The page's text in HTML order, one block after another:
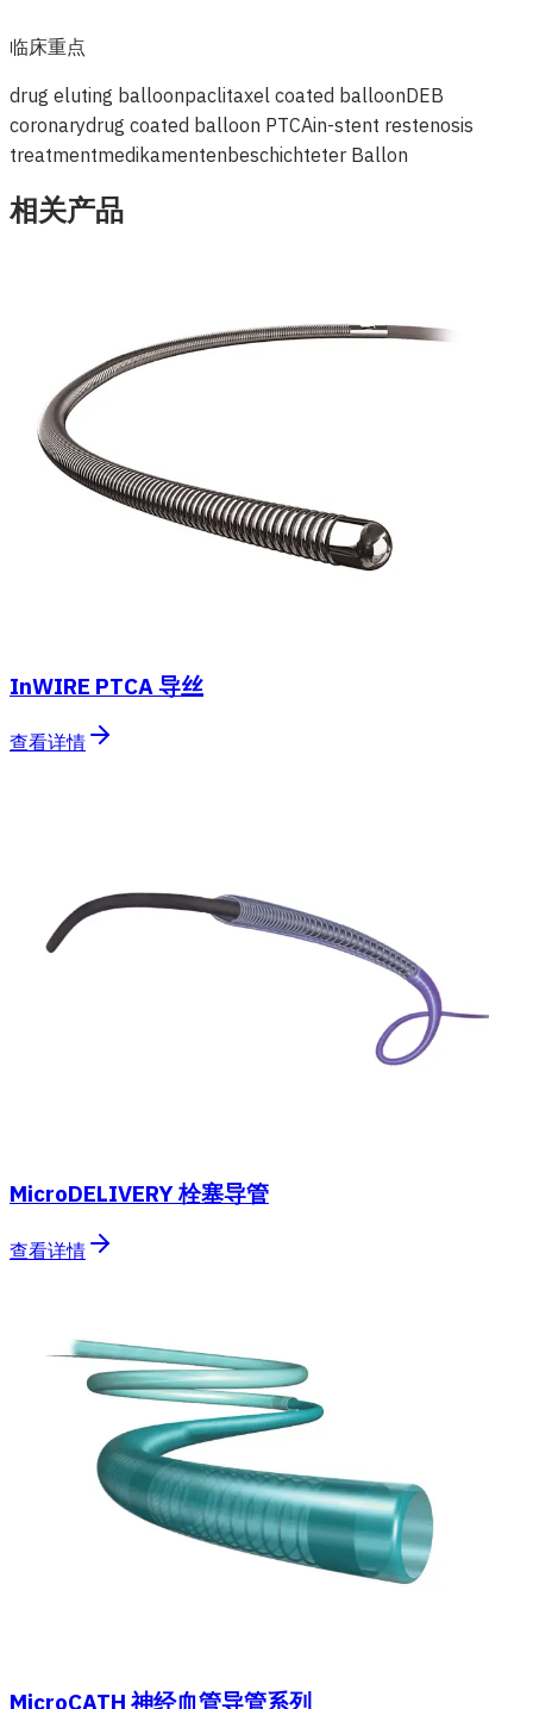
临床重点
drug eluting balloonpaclitaxel coated balloonDEB
coronarydrug coated balloon PTCAin-stent restenosis
treatmentmedikamentenbeschichteter Ballon
相关产品
InWIRE PTCA 导丝
查看详情
MicroDELIVERY 栓塞导管
查看详情
MicroCATH 神经血管导管系列